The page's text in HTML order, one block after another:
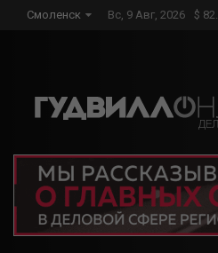
Смоленск Вс, 9 Авг, 2026 $